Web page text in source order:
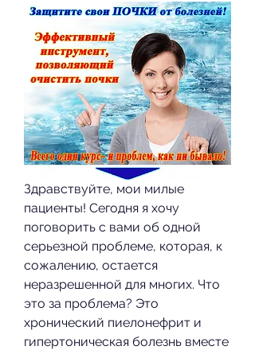
Здравствуйте, мои милые
пациенты! Сегодня я хочу
поговорить с вами об одной
серьезной проблеме, которая, к
сожалению, остается
неразрешенной для многих. Что
это за проблема? Это
хронический пиелонефрит и
гипертоническая болезнь вместе